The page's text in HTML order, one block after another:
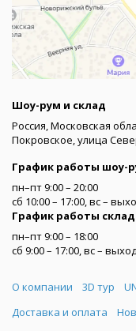
Шоу-рум и склад
Россия, Московская
Покровское, улица
График работы шоу-
пн–пт 9:00 – 20:00
сб 10:00 – 17:00, вс –
График работы
пн–пт 9:00 – 18:00
сб 9:00 – 17:00, вс –
Меню
О компании 3D тур
Доставка и оплата